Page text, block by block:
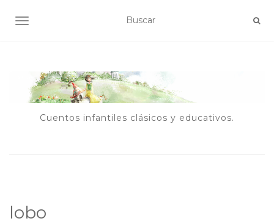
ALTERNAR NAVEGACIÓN
Cuentos infantiles clásicos y educativos.
lobo